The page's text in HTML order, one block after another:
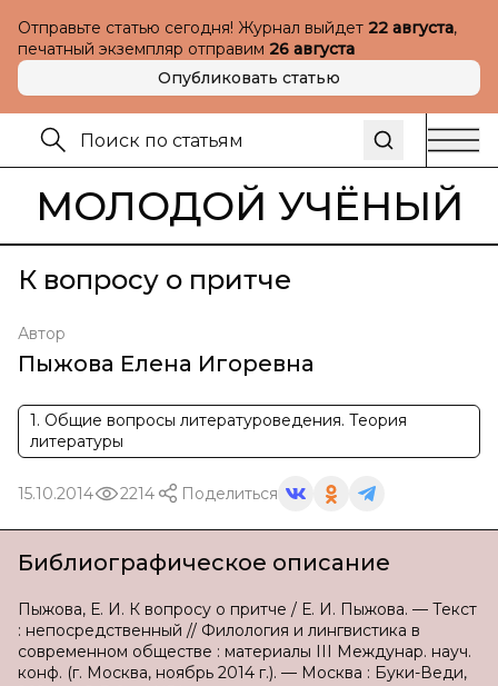
Отправьте статью сегодня! Журнал выйдет 22 августа,
печатный экземпляр отправим 26 августа
Опубликовать статью
МОЛОДОЙ УЧЁНЫЙ
К вопросу о притче
Автор
Пыжова Елена Игоревна
1. Общие вопросы литературоведения. Теория
литературы
15.10.2014 2214 Поделиться
Библиографическое описание
Пыжова, Е. И. К вопросу о притче / Е. И. Пыжова. — Текст
: непосредственный // Филология и лингвистика в
современном обществе : материалы III Междунар. науч.
конф. (г. Москва, ноябрь 2014 г.). — Москва : Буки-Веди,